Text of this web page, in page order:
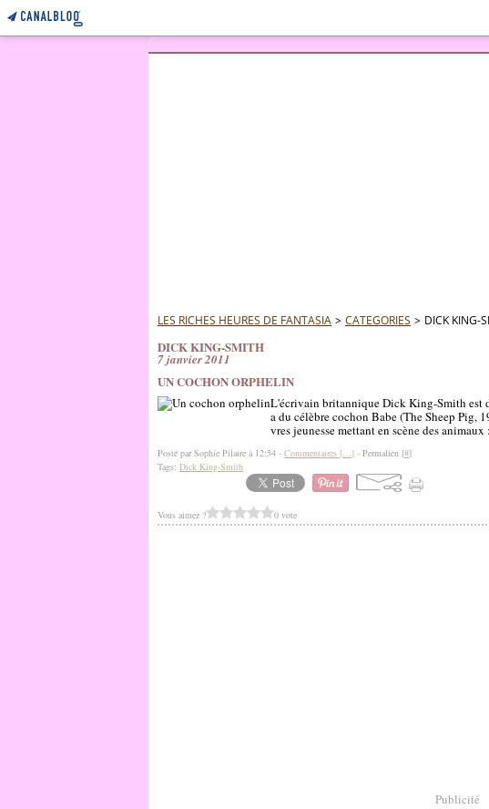
LES RICHES HEURES DE FANTASIA > CATEGORIES > DICK KING-
DICK KING-SMITH
7 janvier 2011
UN COCHON ORPHELIN
L'écrivain britannique Dick King-Smith est
a du célèbre cochon Babe (The Sheep Pig,
vres jeunesse mettant en scène des
Posté par Sophie Pilaire à 12:54 - Commentaires […] - Permalien [#]
Tags: Dick King-Smith
Vous aimez ? 0 vote
Publicité